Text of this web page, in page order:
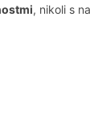
, nikoli s